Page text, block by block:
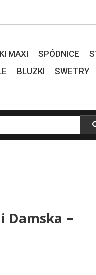
MAXI SPÓDNICE
BLUZKI SWETRY
Damska –